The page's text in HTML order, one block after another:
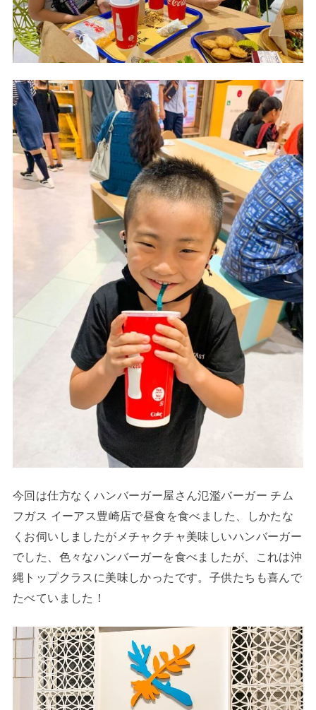
今回は仕方なくハンバーガー屋さん氾濫バーガー チム
フガス イーアス豊崎店で昼食を食べました、しかたな
くお伺いしましたがメチャクチャ美味しいハンバーガー
でした、色々なハンバーガーを食べましたが、これは沖
縄トップクラスに美味しかったです。子供たちも喜んで
たべていました！